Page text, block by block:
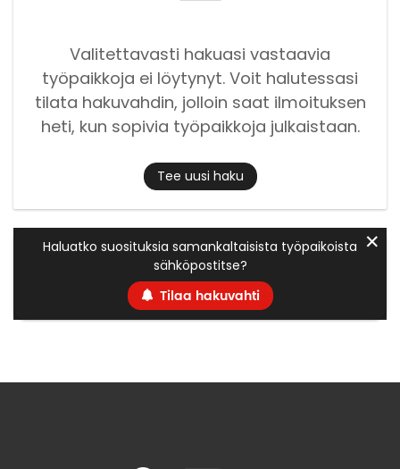
Valitettavasti hakuasi vastaavia
työpaikkoja ei löytynyt. Voit halutessasi
tilata hakuvahdin, jolloin saat ilmoituksen
heti, kun sopivia työpaikkoja julkaistaan.
Tee uusi haku
Haluatko suosituksia samankaltaisista työpaikoista
sähköpostitse?
Tilaa hakuvahti
✕